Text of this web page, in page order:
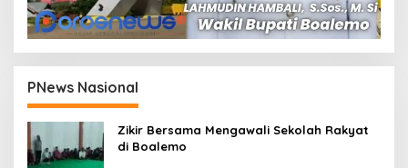
PNews Nasional
Zikir Bersama Mengawali Sekolah Rakyat
di Boalemo